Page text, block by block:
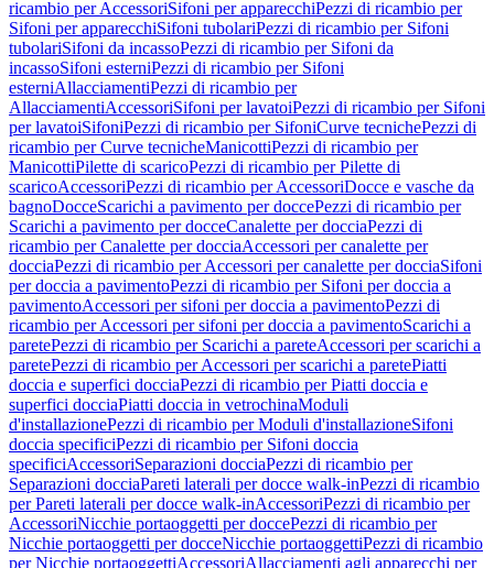
ricambio per AccessoriSifoni per apparecchiPezzi di ricambio per
Sifoni per apparecchiSifoni tubolariPezzi di ricambio per Sifoni
tubolariSifoni da incassoPezzi di ricambio per Sifoni da
incassoSifoni esterniPezzi di ricambio per Sifoni
esterniAllacciamentiPezzi di ricambio per
AllacciamentiAccessoriSifoni per lavatoiPezzi di ricambio per Sifoni
per lavatoiSifoniPezzi di ricambio per SifoniCurve tecnichePezzi di
ricambio per Curve tecnicheManicottiPezzi di ricambio per
ManicottiPilette di scaricoPezzi di ricambio per Pilette di
scaricoAccessoriPezzi di ricambio per AccessoriDocce e vasche da
bagnoDocceScarichi a pavimento per doccePezzi di ricambio per
Scarichi a pavimento per docceCanalette per docciaPezzi di
ricambio per Canalette per docciaAccessori per canalette per
docciaPezzi di ricambio per Accessori per canalette per docciaSifoni
per doccia a pavimentoPezzi di ricambio per Sifoni per doccia a
pavimentoAccessori per sifoni per doccia a pavimentoPezzi di
ricambio per Accessori per sifoni per doccia a pavimentoScarichi a
paretePezzi di ricambio per Scarichi a pareteAccessori per scarichi a
paretePezzi di ricambio per Accessori per scarichi a paretePiatti
doccia e superfici docciaPezzi di ricambio per Piatti doccia e
superfici docciaPiatti doccia in vetrochinaModuli
d'installazionePezzi di ricambio per Moduli d'installazioneSifoni
doccia specificiPezzi di ricambio per Sifoni doccia
specificiAccessoriSeparazioni docciaPezzi di ricambio per
Separazioni docciaPareti laterali per docce walk-inPezzi di ricambio
per Pareti laterali per docce walk-inAccessoriPezzi di ricambio per
AccessoriNicchie portaoggetti per doccePezzi di ricambio per
Nicchie portaoggetti per docceNicchie portaoggettiPezzi di ricambio
per Nicchie portaoggettiAccessoriAllacciamenti agli apparecchi per